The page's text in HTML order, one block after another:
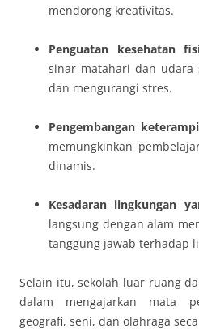
mendorong kreativitas.
Penguatan kesehatan
sinar matahari dan udara
dan mengurangi stres.
Pengembangan
memungkinkan
dinamis.
Kesadaran lingkungan
langsung dengan alam
tanggung jawab terhadap
Selain itu, sekolah luar ruang
dalam mengajarkan mata
geografi, seni, dan olahraga